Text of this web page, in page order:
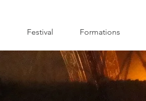
Festival Formations